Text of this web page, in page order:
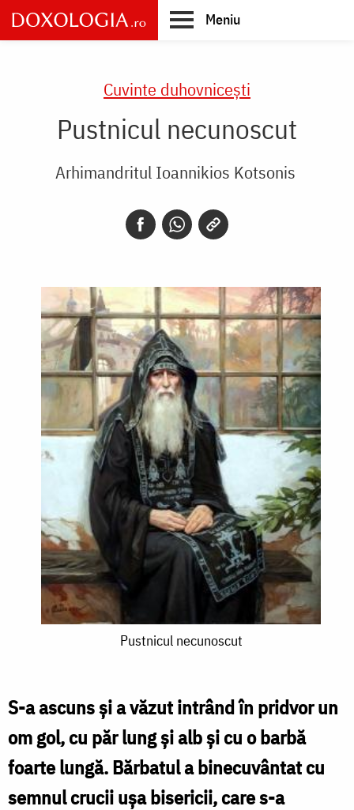
Skip
to
main
Meniu
Cuvinte duhovnicești
Pustnicul necunoscut
Arhimandritul Ioannikios Kotsonis
Pustnicul necunoscut
S-a ascuns şi a văzut intrând în pridvor un
om gol, cu păr lung şi alb şi cu o barbă
foarte lungă. Bărbatul a binecuvântat cu
semnul crucii uşa bisericii, care s-a